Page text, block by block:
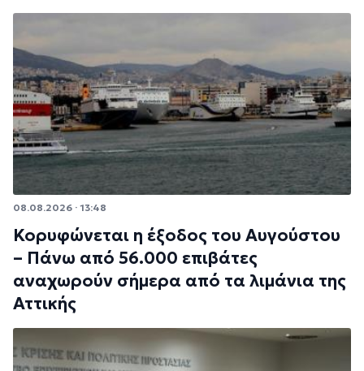
08.08.2026 · 13:48
Κορυφώνεται η έξοδος του Αυγούστου
– Πάνω από 56.000 επιβάτες
αναχωρούν σήμερα από τα λιμάνια της
Αττικής